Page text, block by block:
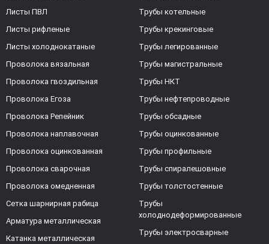
Листы ПВЛ
Листы рифленые
Листы холоднокатаные
Проволока вязальная
Проволока гвоздильная
Проволока Егоза
Проволока Репейник
Проволока наплавочная
Проволока оцинкованная
Проволока сварочная
Проволока омедненная
Сетка шарнирная рабица
Арматура металлическая
Катанка металлическая
Трубы котельные
Трубы крекинговые
Трубы легированные
Трубы магистральные
Трубы НКТ
Трубы нефтепроводные
Трубы обсадные
Трубы оцинкованные
Трубы профильные
Трубы спиралешовные
Трубы толстостенные
Трубы
холоднодеформированные
Трубы электросварные